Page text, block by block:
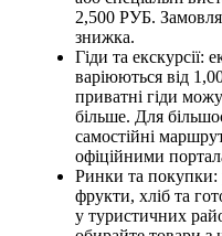
2,500 РУБ.
знижка.
Гіди та екскурсії:
варіюються від
приватні гіди
більше. Для
самостійні
офіційними
Ринки та покупки:
фрукти, хліб та
у туристичних